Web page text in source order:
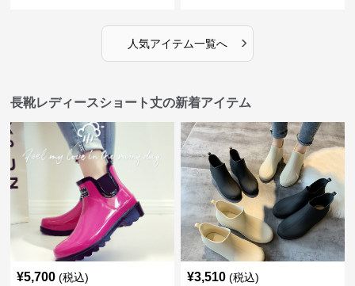
人気アイテム一覧へ ›
長靴レディースショート丈の新着アイテム
¥5,700 (税込) ¥3,510 (税込)